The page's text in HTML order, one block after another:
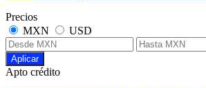
Precios
MXN
USD
Aplicar
Apto crédito